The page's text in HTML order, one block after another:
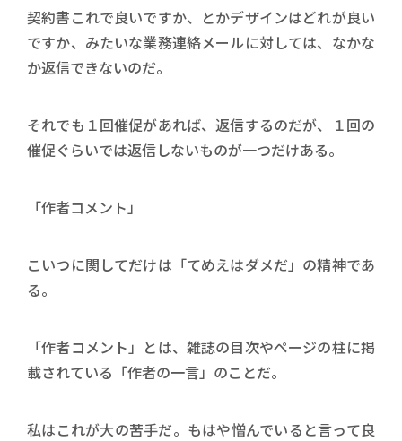
契約書これで良いですか、とかデザインはどれが良い
ですか、みたいな業務連絡メールに対しては、なかな
か返信できないのだ。
それでも１回催促があれば、返信するのだが、１回の
催促ぐらいでは返信しないものが一つだけある。
「作者コメント」
こいつに関してだけは「てめえはダメだ」の精神であ
る。
「作者コメント」とは、雑誌の目次やページの柱に掲
載されている「作者の一言」のことだ。
私はこれが大の苦手だ。もはや憎んでいると言って良